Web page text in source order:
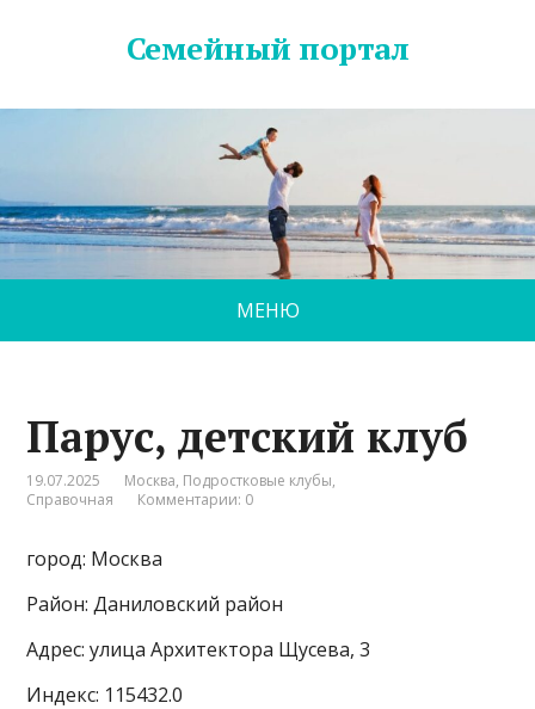
Семейный портал
МЕНЮ
Парус, детский клуб
19.07.2025 Москва, Подростковые клубы,
Справочная
Комментарии: 0
город: Москва
Район: Даниловский район
Адрес: улица Архитектора Щусева, 3
Индекс: 115432.0